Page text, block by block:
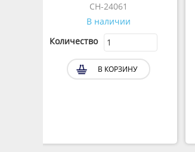
CH-24061
В наличии
Количество
В КОРЗИНУ